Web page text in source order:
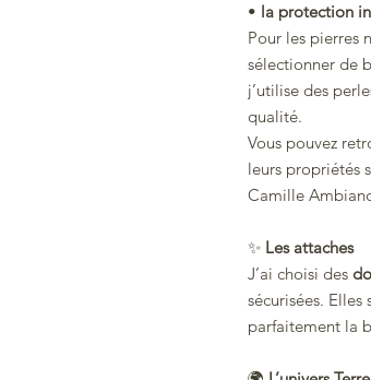
• la protection
Pour les pierres
sélectionner de
j’utilise des
qualité.
Vous pouvez
leurs propriétés
Camille
✨ Les attaches
J’ai choisi des
sécurisées.
parfaitement la